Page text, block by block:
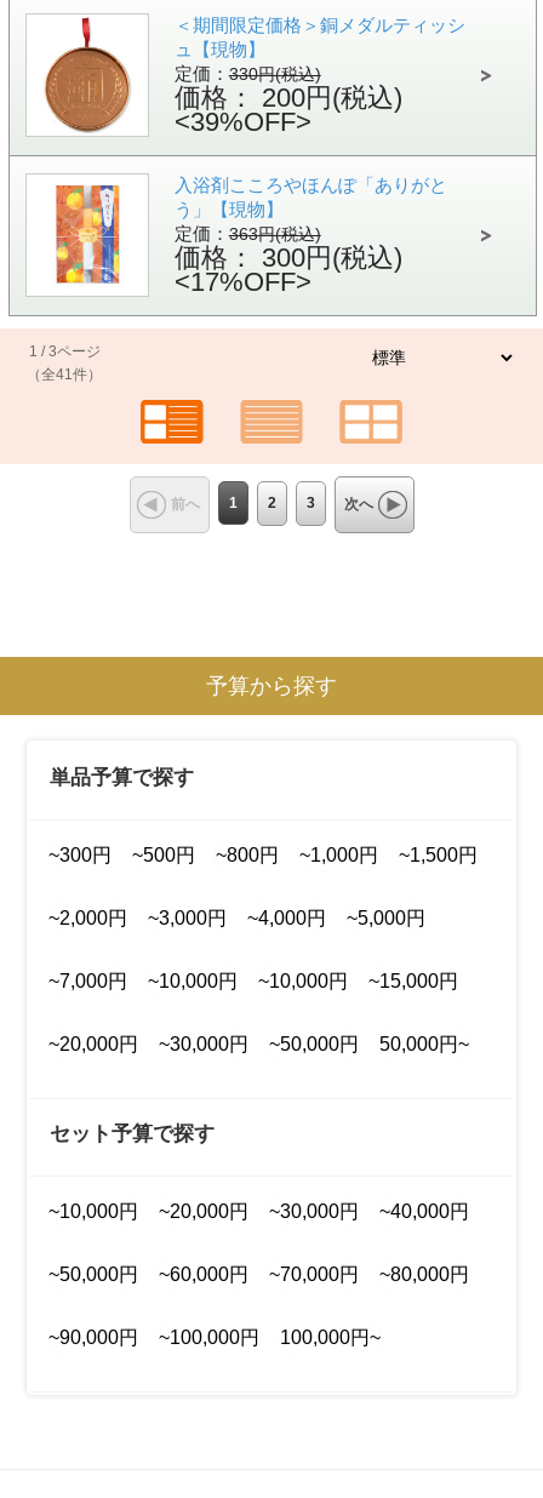
＜期間限定価格＞銅メダルティッシ
ュ【現物】
定価：330円(税込)
価格： 200円(税込)
<39%OFF>
入浴剤こころやほんぽ「ありがと
う」【現物】
定価：363円(税込)
価格： 300円(税込)
<17%OFF>
1 / 3ページ
（全41件）
前へ 1 2 3 次へ
予算から探す
単品予算で探す
~300円 ~500円 ~800円 ~1,000円 ~1,500円
~2,000円 ~3,000円 ~4,000円 ~5,000円
~7,000円 ~10,000円 ~10,000円 ~15,000円
~20,000円 ~30,000円 ~50,000円 50,000円~
セット予算で探す
~10,000円 ~20,000円 ~30,000円 ~40,000円
~50,000円 ~60,000円 ~70,000円 ~80,000円
~90,000円 ~100,000円 100,000円~